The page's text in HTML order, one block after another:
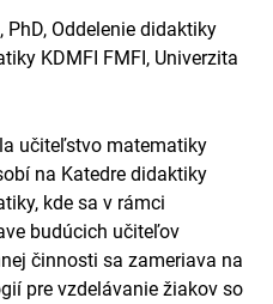
Oddelenie didaktiky
KDMFI FMFI, Univerzita
učiteľstvo matematiky
na Katedre didaktiky
kde sa v rámci
budúcich učiteľov
činnosti sa zameriava na
pre vzdelávanie žiakov so